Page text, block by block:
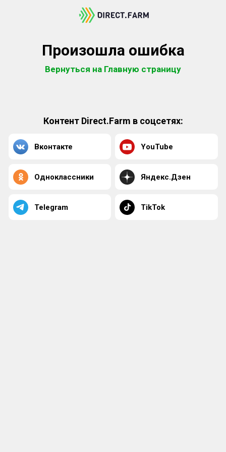
Произошла ошибка
Вернуться на Главную страницу
Контент Direct.Farm в соцсетях:
Вконтакте YouTube
Одноклассники Яндекс.Дзен
Telegram TikTok